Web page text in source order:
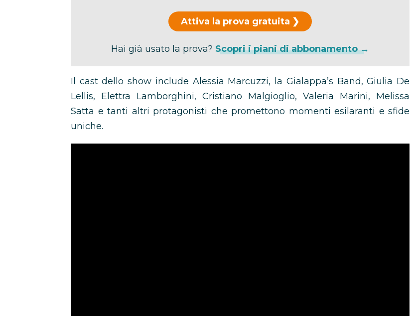
Attiva la prova gratuita
Hai già usato la prova? Scopri i piani di abbonamento →
Il cast dello show include Alessia Marcuzzi, la Gialappa’s Band, Giulia De
Lellis, Elettra Lamborghini, Cristiano Malgioglio, Valeria Marini, Melissa
Satta e tanti altri protagonisti che promettono momenti esilaranti e sfide
uniche.